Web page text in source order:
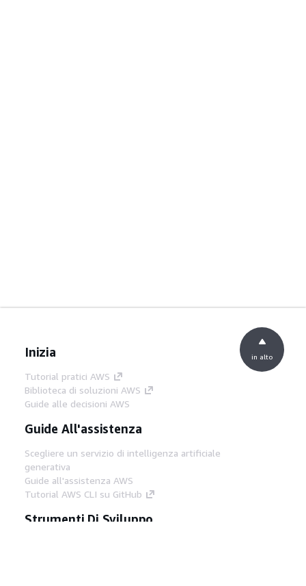
Inizia
Tutorial pratici AWS
Biblioteca di soluzioni AWS
Guide alle decisioni AWS
Guide All'assistenza
Scegliere un servizio di intelligenza artificiale
generativa
Guide all'assistenza AWS
Tutorial AWS CLI su GitHub
Strumenti Di Sviluppo
in alto